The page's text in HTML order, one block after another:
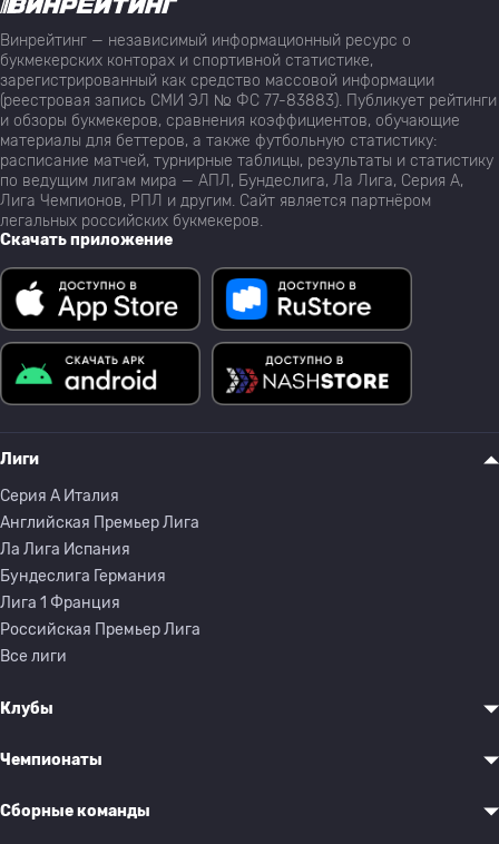
Винрейтинг — независимый информационный ресурс о
букмекерских конторах и спортивной статистике,
зарегистрированный как средство массовой информации
(реестровая запись СМИ ЭЛ № ФС 77-83883). Публикует рейтинги
и обзоры букмекеров, сравнения коэффициентов, обучающие
материалы для беттеров, а также футбольную статистику:
расписание матчей, турнирные таблицы, результаты и статистику
по ведущим лигам мира — АПЛ, Бундеслига, Ла Лига, Серия А,
Лига Чемпионов, РПЛ и другим. Сайт является партнёром
легальных российских букмекеров.
Скачать приложение
Лиги
Серия A Италия
Английская Премьер Лига
Ла Лига Испания
Бундеслига Германия
Лига 1 Франция
Российская Премьер Лига
Все лиги
Клубы
Чемпионаты
Сборные команды